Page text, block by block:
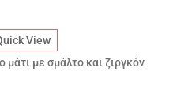
View
με σμάλτο και ζιργκόν